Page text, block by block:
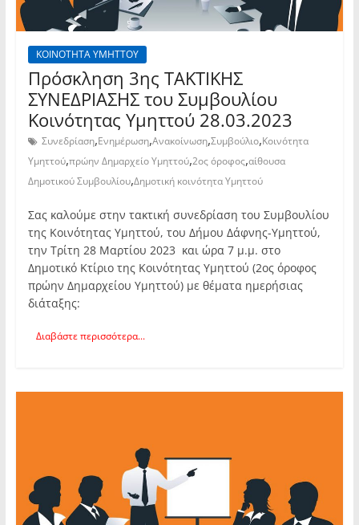
ΚΟΙΝΟΤΗΤΑ ΥΜΗΤΤΟΥ
Πρόσκληση 3ης TAKTIKHΣ
ΣΥΝΕΔΡΙΑΣΗΣ του Συμβουλίου
Κοινότητας Υμηττού 28.03.2023
Συνεδρίαση,Ενημέρωση,Ανακοίνωση,Συμβούλιο,Κοινότητα
Υμηττού,πρώην Δημαρχείο Υμηττού,2ος όροφος,αίθουσα
Δημοτικού Συμβουλίου,Δημοτική κοινότητα Υμηττού
Σας καλούμε στην τακτική συνεδρίαση του Συμβουλίου
της Κοινότητας Υμηττού, του Δήμου Δάφνης-Υμηττού,
την Τρίτη 28 Μαρτίου 2023 και ώρα 7 μ.μ. στο
Δημοτικό Κτίριο της Κοινότητας Υμηττού (2ος όροφος
πρώην Δημαρχείου Υμηττού) με θέματα ημερήσιας
διάταξης:
Διαβάστε περισσότερα...